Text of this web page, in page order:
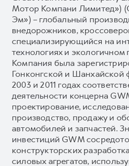
Мотор Компани Лимитед»)
Эм») – глобальный
внедорожников,
специализирующийся на
технологиях и экологичном
Компания была
Гонконгской и Шанхайской
2003 и 2011 годах
деятельности концерна
проектирование,
производство, продажу и
автомобилей и запчастей.
инвестиций GWM
конструкторских
силовых агрегатов,